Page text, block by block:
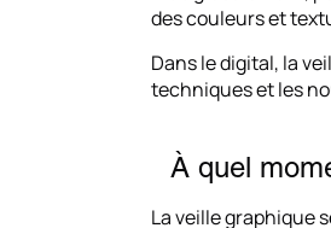
des couleurs et
Dans le digital, la
techniques et les
À quel
La veille graphique